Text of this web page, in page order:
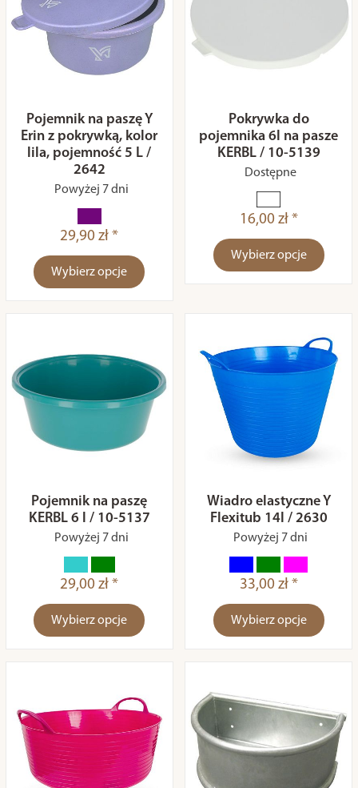
Pojemnik na paszę Y
Erin z pokrywką, kolor
lila, pojemność 5 L /
2642
Powyżej 7 dni
29,90 zł *
Wybierz opcje
Pokrywka do
pojemnika 6l na pasze
KERBL / 10-5139
Dostępne
16,00 zł *
Wybierz opcje
Pojemnik na paszę
KERBL 6 l / 10-5137
Powyżej 7 dni
29,00 zł *
Wybierz opcje
Wiadro elastyczne Y
Flexitub 14l / 2630
Powyżej 7 dni
33,00 zł *
Wybierz opcje